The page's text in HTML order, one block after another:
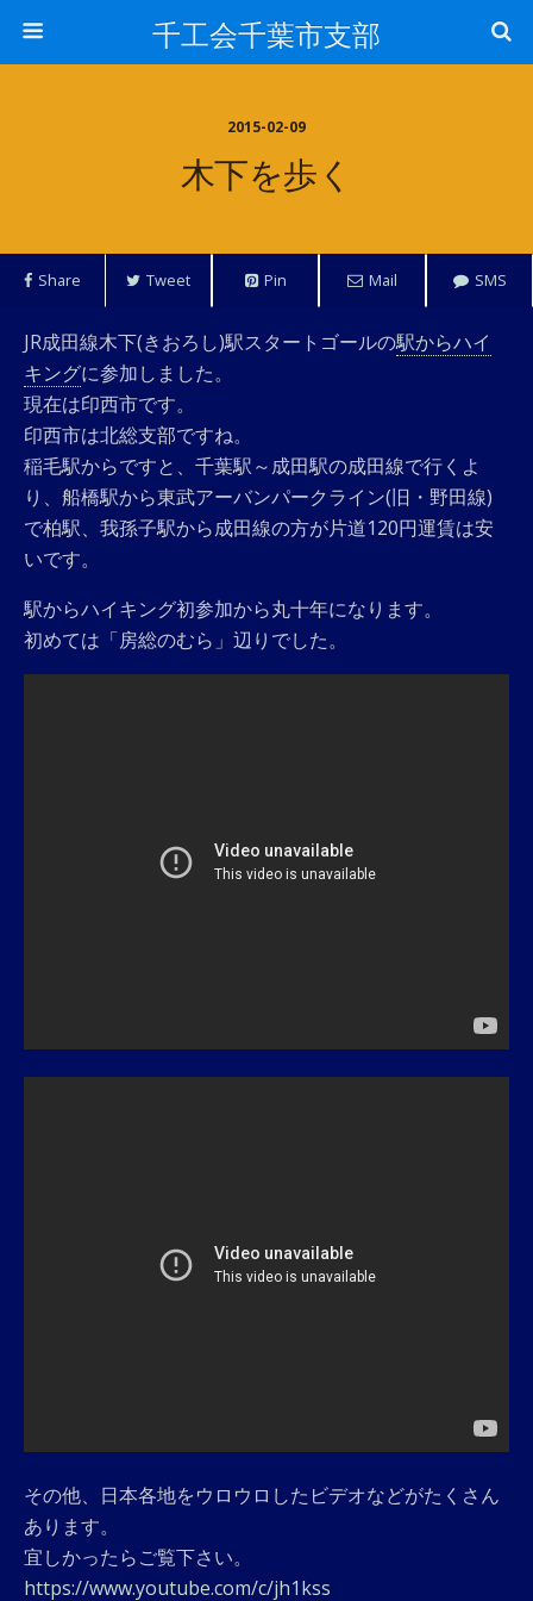
千工会千葉市支部
2015-02-09
木下を歩く
Share Tweet Pin Mail SMS
JR成田線木下(きおろし)駅スタートゴールの駅からハイ
キングに参加しました。
現在は印西市です。
印西市は北総支部ですね。
稲毛駅からですと、千葉駅～成田駅の成田線で行くよ
り、船橋駅から東武アーバンパークライン(旧・野田線)
で柏駅、我孫子駅から成田線の方が片道120円運賃は安
いです。
駅からハイキング初参加から丸十年になります。
初めては「房総のむら」辺りでした。
その他、日本各地をウロウロしたビデオなどがたくさん
あります。
宜しかったらご覧下さい。
https://www.youtube.com/c/jh1kss